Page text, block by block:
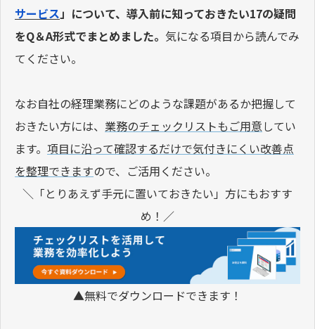
サービス」について、導入前に知っておきたい17の疑問
をQ＆A形式でまとめました。 気になる項目から読んでみ
てください。
なお自社の経理業務にどのような課題があるか把握して
おきたい方には、 業務のチェックリストもご用意 してい
ます。 項目に沿って確認するだけで気付きにくい改善点
を整理できますので、ご活用ください。
＼「とりあえず手元に置いておきたい」方にもおすす
め！／
▲無料でダウンロードできます！